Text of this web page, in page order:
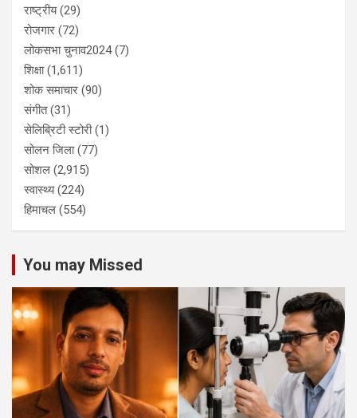
राष्ट्रीय(29)
रोजगार (72)
लोकसभा चुनाव2024(7)
शिक्षा(1,611)
शोक समाचार (90)
संगीत(31)
सेलिब्रिटी स्टोरी(1)
सोलन जिला(77)
सोशल (2,915)
स्वास्थ्य(224)
हिमाचल (554)
You may Missed